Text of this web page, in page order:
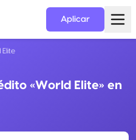
Aplicar
Elite
«World Elite» en